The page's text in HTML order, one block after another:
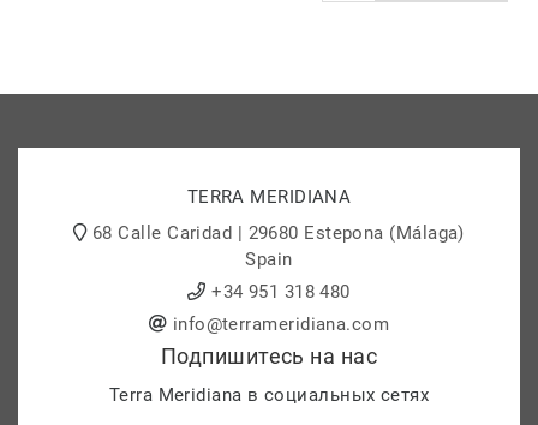
TERRA MERIDIANA
68 Calle Caridad | 29680 Estepona (Málaga)
Spain
+34 951 318 480
info@terrameridiana.com
Подпишитесь на нас
Terra Meridiana в социальных сетях